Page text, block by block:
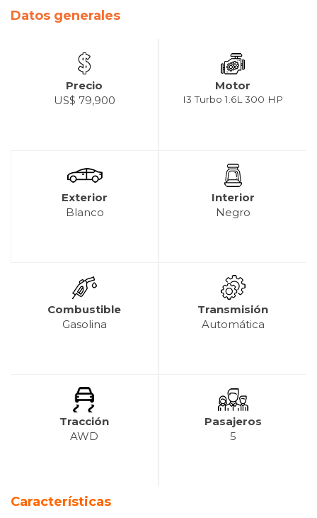
Datos generales
Precio
US$ 79,900
Motor
I3 Turbo 1.6L 300 HP
Exterior
Blanco
Interior
Negro
Combustible
Gasolina
Transmisión
Automática
Tracción
AWD
Pasajeros
5
Características